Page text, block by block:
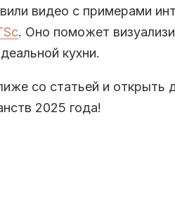
видео с примерами
. Оно поможет
кухни.
со статьей и открыть
2025 года!